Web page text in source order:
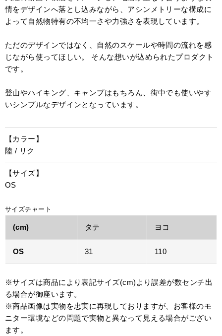
情をデザインへ落とし込みながら、アシンメトリーな構成に
よって自然物特有の不均一さや力強さを表現しています。
ただのデザインではなく、自然のスケールや時間の流れを感
じながら使ってほしい。 そんな想いが込められたプロダクト
です。
登山やハイキング、キャンプはもちろん、街中でも使いやす
いシンプルなデザインとなっています。
【カラー】
陸 / リク
【サイズ】
OS
サイズチャート
(cm) タテ ヨコ
OS 31 110
※サイズは商品により表記サイズ(cm)より誤差が数センチ出
る場合が御座います。
※商品画像は実物を忠実に再現しておりますが、お客様のモ
ニター環境などの問題で実物と異なって見える場合がござい
ます。